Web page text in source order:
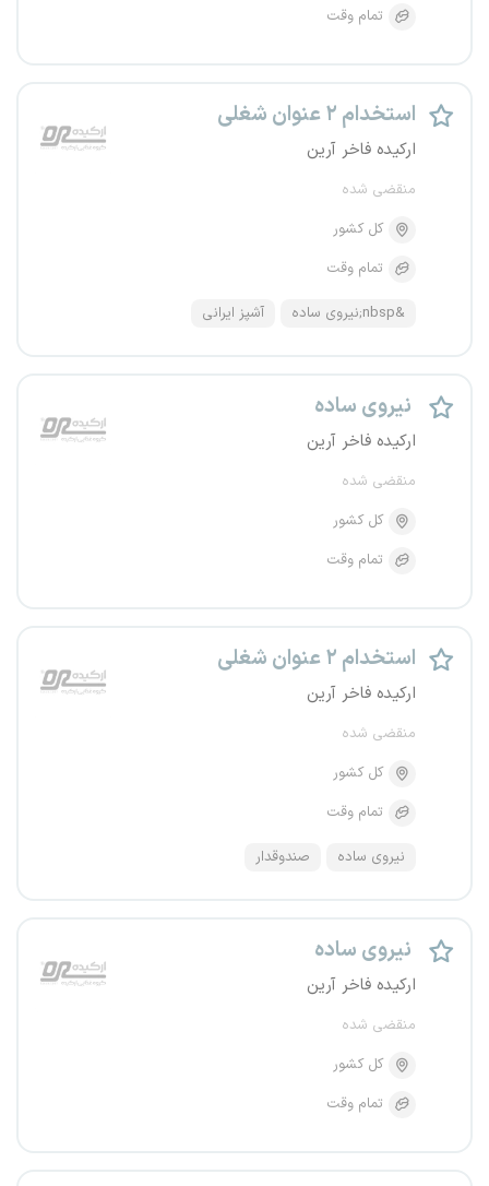
تمام وقت
استخدام ۲ عنوان شغلی
ارکیده فاخر آرین
منقضی شده
کل کشور
تمام وقت
&nbsp;نیروی ساده آشپز ایرانی
نیروی ساده
ارکیده فاخر آرین
منقضی شده
کل کشور
تمام وقت
استخدام ۲ عنوان شغلی
ارکیده فاخر آرین
منقضی شده
کل کشور
تمام وقت
نیروی ساده صندوقدار
نیروی ساده
ارکیده فاخر آرین
منقضی شده
کل کشور
تمام وقت